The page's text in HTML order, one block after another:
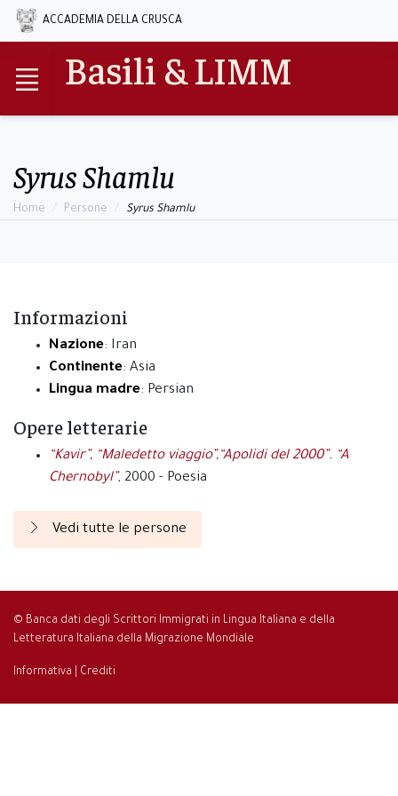
ACCADEMIA DELLA CRUSCA
Basili & LIMM
Syrus Shamlu
Home Persone Syrus Shamlu
Informazioni
Nazione: Iran
Continente: Asia
Lingua madre: Persian
Opere letterarie
“Kavir”, “Maledetto viaggio”,“Apolidi del 2000”. “A
Chernobyl”, 2000 - Poesia
Vedi tutte le persone
© Banca dati degli Scrittori Immigrati in Lingua Italiana e della
Letteratura Italiana della Migrazione Mondiale
Informativa Crediti